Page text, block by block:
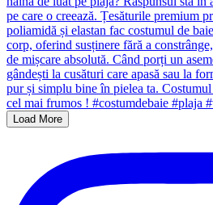
Load More